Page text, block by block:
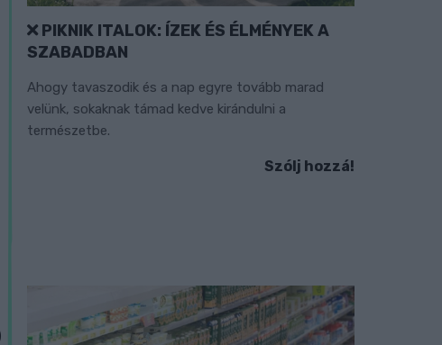
PIKNIK ITALOK: ÍZEK ÉS ÉLMÉNYEK A
SZABADBAN
Ahogy tavaszodik és a nap egyre tovább marad
velünk, sokaknak támad kedve kirándulni a
természetbe.
Szólj hozzá!